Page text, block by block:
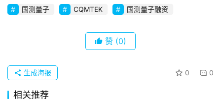
业
布
并
投稿
国测量子 CQMTEK 国测量子融资
赞 (0)
0 0
生成海报
相关推荐